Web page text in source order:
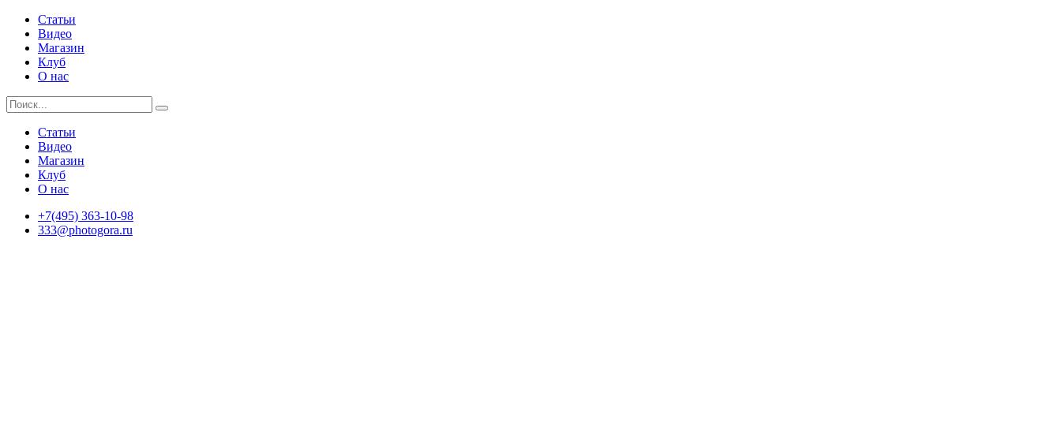
Статьи
Видео
Магазин
Клуб
О нас
Статьи
Видео
Магазин
Клуб
О нас
+7(495) 363-10-98
333@photogora.ru